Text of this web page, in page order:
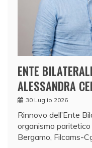
ENTE
ALESSANDRA
30 Luglio 2026
Rinnovo dell’Ente
organismo
Bergamo, Filcams-